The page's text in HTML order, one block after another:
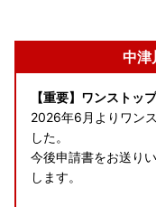
中津
【重要】ワンストッ
2026年6月よりワン
した。
今後申請書をお送り
します。